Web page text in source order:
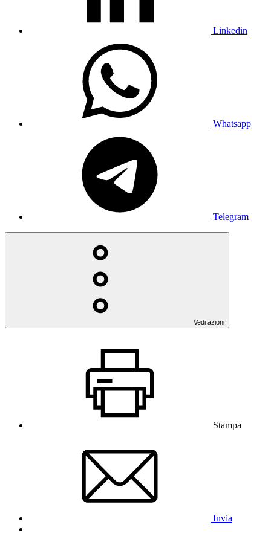
Linkedin
Whatsapp
Telegram
Vedi azioni
Stampa
Invia